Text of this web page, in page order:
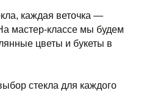
каждая веточка —
мастер-классе мы будем
цветы и букеты в
стекла для каждого